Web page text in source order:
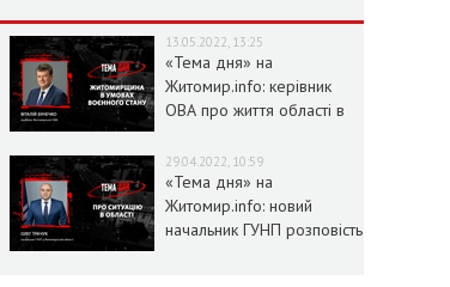
13.05.2022, 13:25
«Тема дня» на
Житомир.info: керівник
ОВА про життя області в
29.04.2022, 10:59
«Тема дня» на
Житомир.info: новий
начальник ГУНП розповість